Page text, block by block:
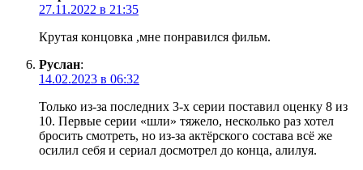
27.11.2022 в 21:35
Крутая концовка ,мне понравился фильм.
Руслан:
14.02.2023 в 06:32
Только из-за последних 3-х серии поставил оценку 8 из
10. Первые серии «шли» тяжело, несколько раз хотел
бросить смотреть, но из-за актёрского состава всё же
осилил себя и сериал досмотрел до конца, алилуя.